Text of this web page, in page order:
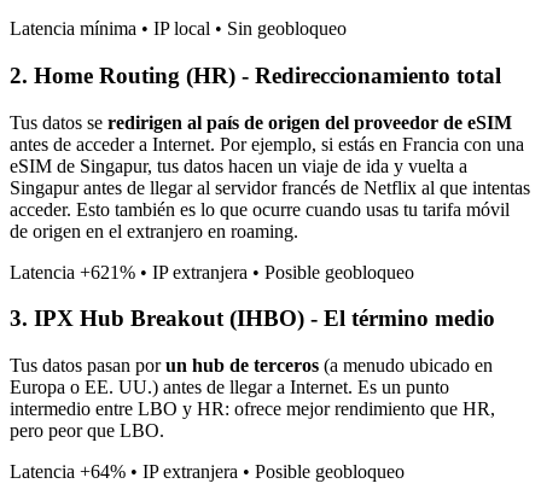
Latencia mínima • IP local • Sin geobloqueo
2. Home Routing (HR) - Redireccionamiento total
Tus datos se redirigen al país de origen del proveedor de eSIM
antes de acceder a Internet. Por ejemplo, si estás en Francia con una
eSIM de Singapur, tus datos hacen un viaje de ida y vuelta a
Singapur antes de llegar al servidor francés de Netflix al que intentas
acceder. Esto también es lo que ocurre cuando usas tu tarifa móvil
de origen en el extranjero en roaming.
Latencia +621% • IP extranjera • Posible geobloqueo
3. IPX Hub Breakout (IHBO) - El término medio
Tus datos pasan porun hub de terceros (a menudo ubicado en
Europa o EE. UU.) antes de llegar a Internet. Es un punto
intermedio entre LBO y HR: ofrece mejor rendimiento que HR,
pero peor que LBO.
Latencia +64% • IP extranjera • Posible geobloqueo